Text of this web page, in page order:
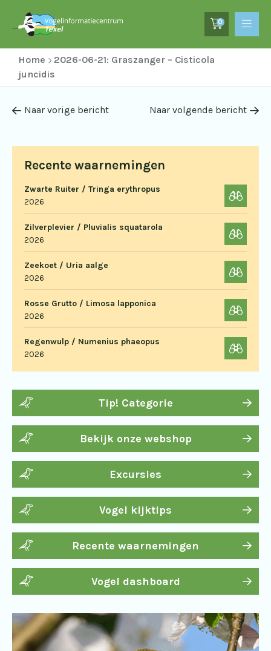
0
Home
2026-06-21: Graszanger – Cisticola
juncidis
Recente waarnemingen
Zwarte Ruiter / Tringa erythropus
2026
Zilverplevier / Pluvialis squatarola
2026
Zeekoet / Uria aalge
2026
Rosse Grutto / Limosa lapponica
2026
Regenwulp / Numenius phaeopus
2026
Tip! Categorie
Bekijk onze webshop
Excursies
Vogel kijktips
Recente waarnemingen
Vogel dashboard
Naar vorige bericht Naar volgende bericht